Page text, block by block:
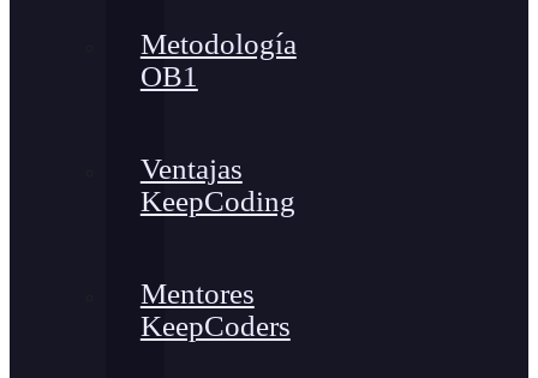
Metodología
OB1
Ventajas
KeepCoding
Mentores
KeepCoders